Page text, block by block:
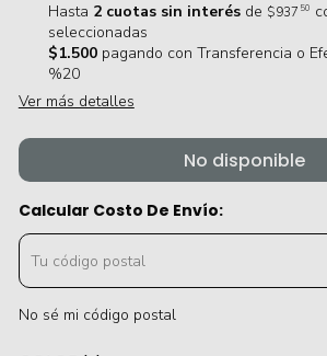
Hasta 2 cuotas sin interés de $937 50
seleccionadas
$1.500 pagando con Transferencia o
%20
Ver más detalles
No disponible
Calcular Costo De Envío:
No sé mi código postal